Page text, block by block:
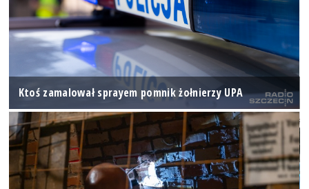
Ktoś zamalował sprayem pomnik żołnierzy UPA